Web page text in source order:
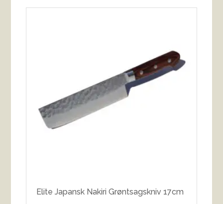
Elite Japansk Nakiri Grøntsagskniv 17cm